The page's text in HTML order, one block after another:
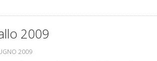
2009
2009